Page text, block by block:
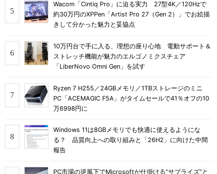
Wacom「Cintiq Pro」に迫る実力 27型4K／120Hzで
約30万円のXPPen「Artist Pro 27（Gen 2）」でお絵描
きして分かった魅力と妥協点
10万円台で手に入る、理想の座り心地 電動サポート＆
ストレッチ機能が魅力のエルゴノミクスチェア
「LiberNovo Omni Gen」を試す
Ryzen 7 H255／24GBメモリ／1TBストレージのミニ
PC「ACEMAGIC F5A」がタイムセールで41％オフの10
万6998円に
Windows 11は8GBメモリでも快適に使えるようにな
る？ 品質向上への取り組みと「26H2」に向けた中間
報告
PC市場の逆風下でMicrosoftが仕掛ける“サプライズ”と